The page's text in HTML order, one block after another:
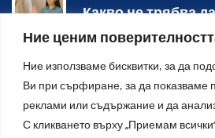
Ние ценим
Ние използваме бисквитки, за да
Ви при сърфиране, за да показваме
реклами или съдържание и да
С кликването върху „Приемам
Какво не трябва
Октомври 27, 2023
Химическо и